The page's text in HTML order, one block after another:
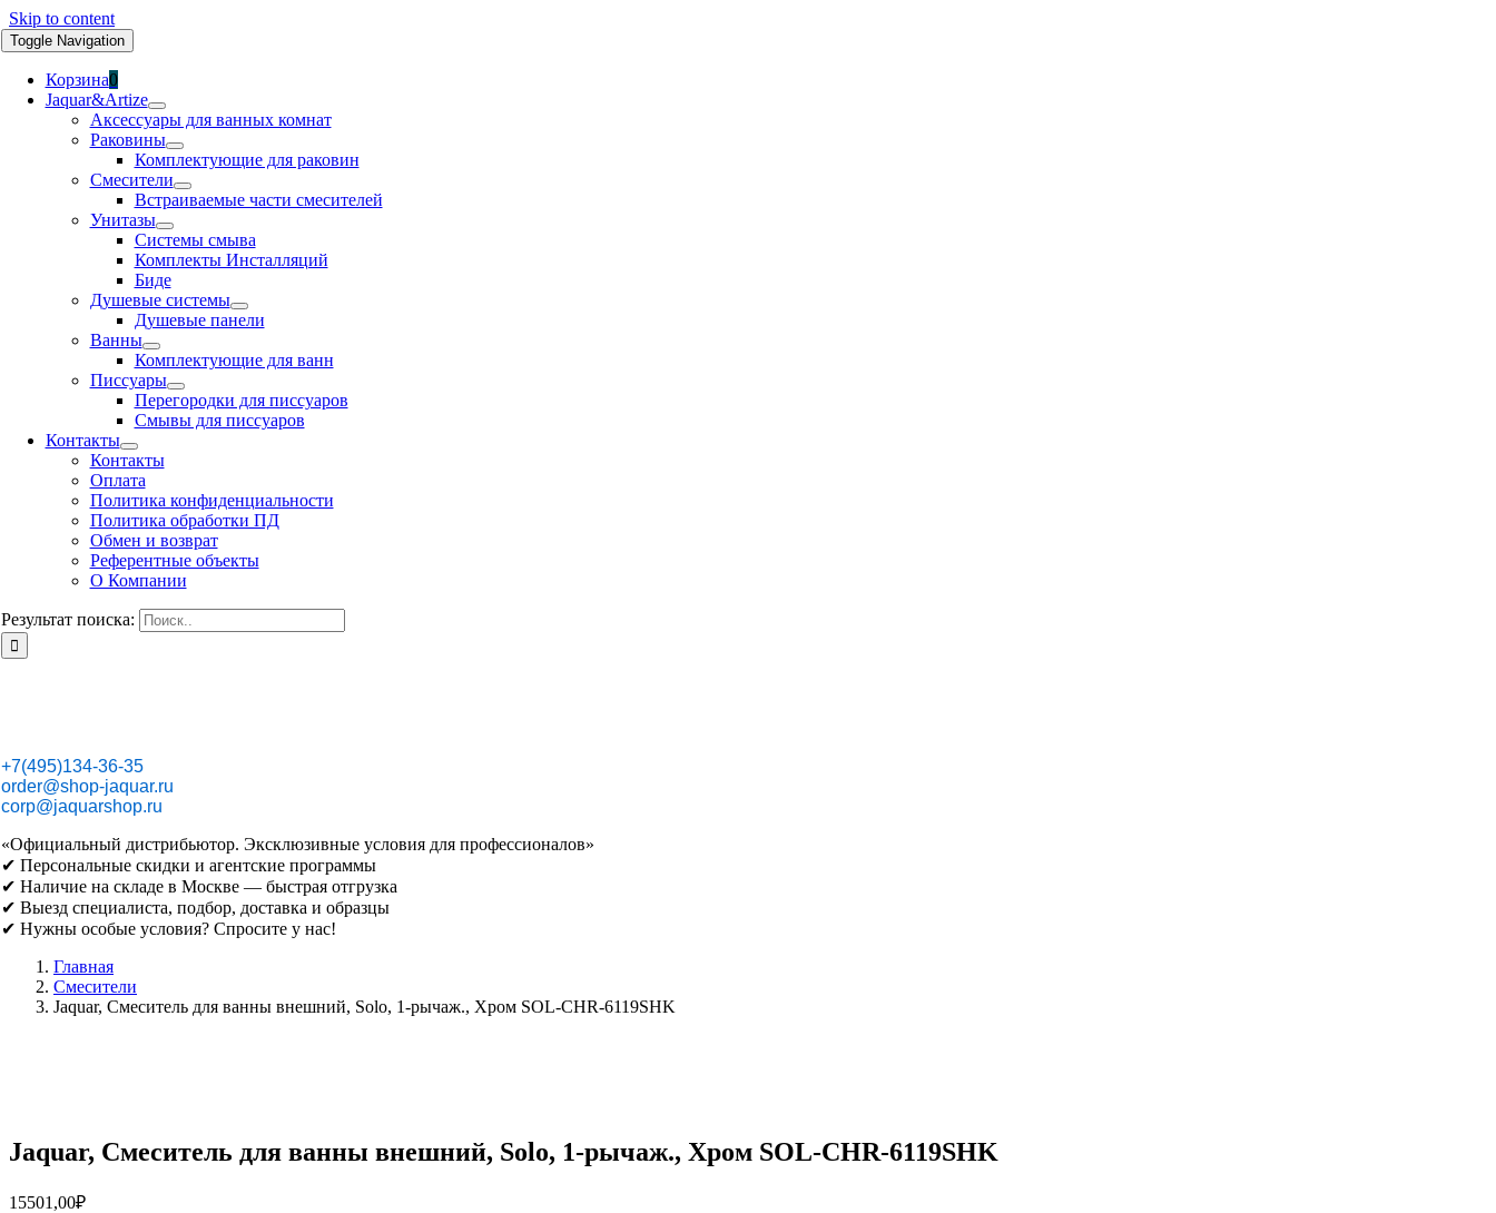
Skip to content
Toggle Navigation
Корзина0
Jaquar&Artize
Аксессуары для ванных комнат
Раковины
Комплектующие для раковин
Смесители
Встраиваемые части смесителей
Унитазы
Системы смыва
Комплекты Инсталляций
Биде
Душевые системы
Душевые панели
Ванны
Комплектующие для ванн
Писсуары
Перегородки для писсуаров
Смывы для писсуаров
Контакты
Контакты
Оплата
Политика конфиденциальности
Политика обработки ПД
Обмен и возврат
Референтные объекты
О Компании
Результат поиска:
+7(495)134-36-35
order@shop-jaquar.ru
corp@jaquarshop.ru
«Официальный дистрибьютор. Эксклюзивные условия для профессионалов»
✔ Персональные скидки и агентские программы
✔ Наличие на складе в Москве — быстрая отгрузка
✔ Выезд специалиста, подбор, доставка и образцы
✔ Нужны особые условия? Спросите у нас!
Главная
Смесители
Jaquar, Смеситель для ванны внешний, Solo, 1-рычаж., Хром SOL-CHR-6119SHK
Jaquar, Смеситель для ванны внешний, Solo, 1-рычаж., Хром SOL-CHR-6119SHK
15501,00₽